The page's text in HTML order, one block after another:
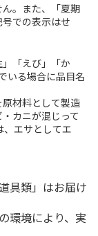
。また、「夏期
での表示はせ
「えび」「か
いる場合に品目名
材料として製造
カニが混じって
、エサとしてエ
具類」はお届け
環境により、実